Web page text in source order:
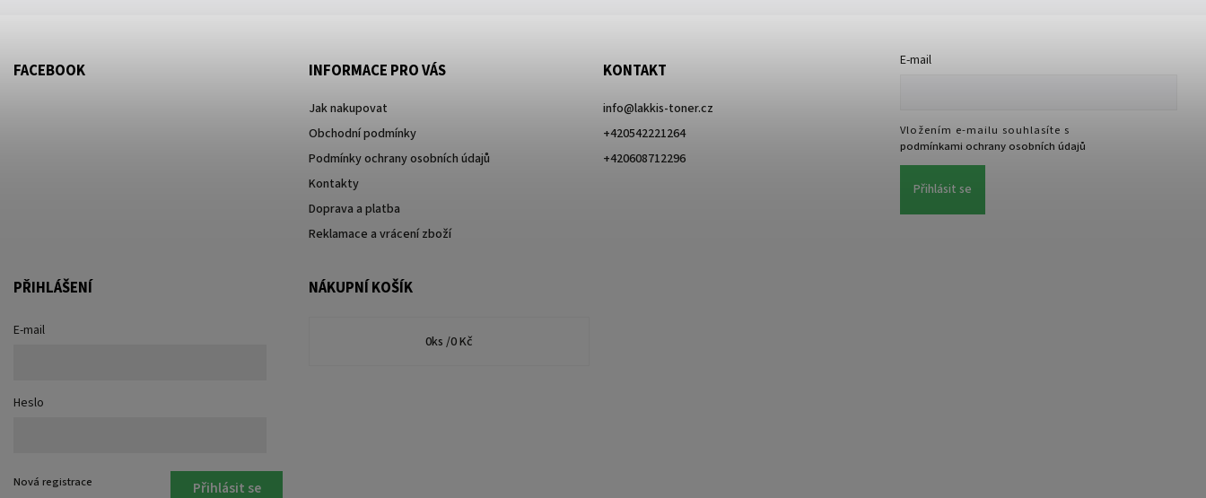
FACEBOOK INFORMACE PRO VÁS
Jak nakupovat
Obchodní podmínky
Podmínky ochrany osobních údajů
Kontakty
Doprava a platba
Reklamace a vrácení zboží
KONTAKT
info@lakkis-toner.cz
+420542221264
+420608712296
E-mail
Vložením e-mailu souhlasíte s
podmínkami ochrany osobních údajů
Přihlásit se
PŘIHLÁŠENÍ
E-mail
Heslo
Přihlásit se
Nová registrace
NÁKUPNÍ KOŠÍK
0ks /0 Kč